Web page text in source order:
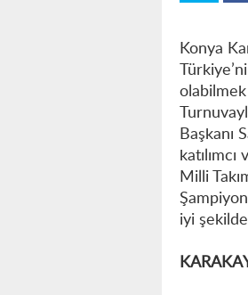
Konya
Başkanı
Milli
iyi